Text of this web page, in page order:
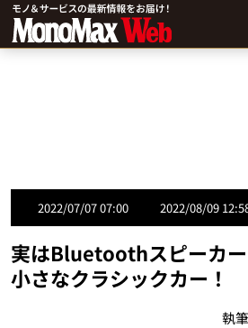
2022/07/07 07:00 2022/08/09
実はBluetoothスピーカー
小さなクラシックカー！
執